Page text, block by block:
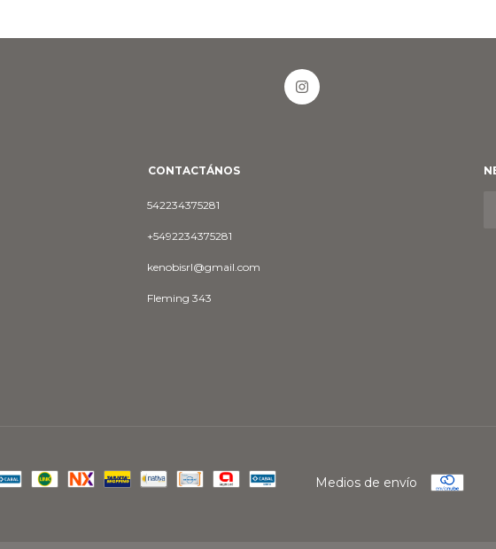
CONTACTÁNOS
542234375281
+5492234375281
kenobisrl@gmail.com
Fleming 343
Medios de envío